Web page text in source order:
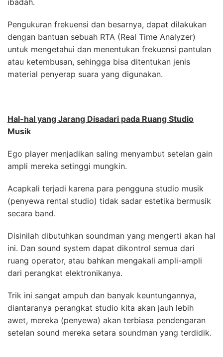
Pengukuran frekuensi dan besarnya, dapat dilakukan
dengan bantuan sebuah RTA (Real Time Analyzer)
untuk mengetahui dan menentukan frekuensi pantulan
atau ketembusan, sehingga bisa ditentukan jenis
material penyerap suara yang digunakan.
Hal-hal yang Jarang Disadari pada Ruang Studio
Musik
Ego player menjadikan saling menyambut setelan gain
ampli mereka setinggi mungkin.
Acapkali terjadi karena para pengguna studio musik
(penyewa rental studio) tidak sadar estetika bermusik
secara band.
Disinilah dibutuhkan soundman yang mengerti akan hal
ini. Dan sound system dapat dikontrol semua dari
ruang operator, atau bahkan mengakali ampli-ampli
dari perangkat elektronikanya.
Trik ini sangat ampuh dan banyak keuntungannya,
diantaranya perangkat studio kita akan jauh lebih
awet, mereka (penyewa) akan terbiasa pendengaran
setelan sound mereka setara soundman yang terdidik.